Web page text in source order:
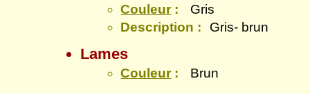
Couleur:
Gris
Description :
Gris- brun
Lames
Couleur: Brun